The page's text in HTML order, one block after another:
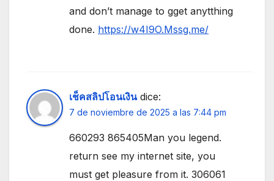
and don’t manage to gget anytthing
done. https://w4I9O.Mssg.me/
เช็คสลิปโอนเงิน dice:
7 de noviembre de 2025 a las 7:44 pm
660293 865405Man you legend.
return see my internet site, you
must get pleasure from it. 306061